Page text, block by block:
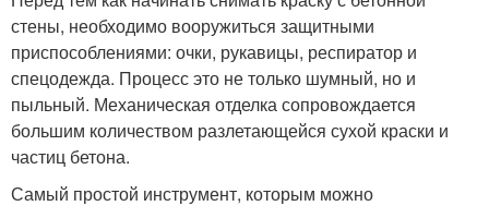
стены, необходимо вооружиться защитными
приспособлениями: очки, рукавицы, респиратор и
спецодежда. Процесс это не только шумный, но и
пыльный. Механическая отделка сопровождается
большим количеством разлетающейся сухой краски и
частиц бетона.
Самый простой инструмент, которым можно